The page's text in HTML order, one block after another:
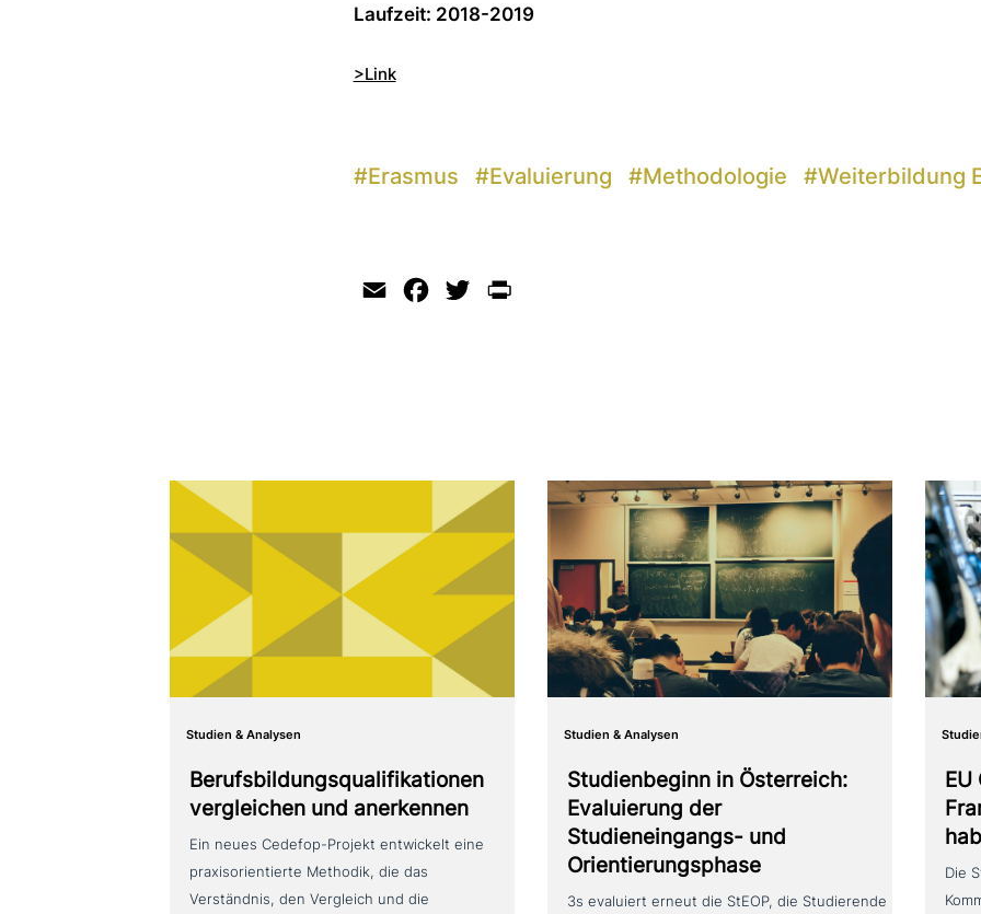
Laufzeit: 2018-2019
>Link
#Erasmus #Evaluierung #Methodologie #Weiterbildung
Email Facebook
Twitter
Studien & Analysen
Berufsbildungsqualifikationen
ver­glei­chen und anerkennen
Ein neues Cedefop-Projekt ent­wickelt eine
pra­xis­ori­en­tier­te Methodik, die das
Verständnis, den Vergleich und die
Studien & Analysen
Studienbeginn in Österreich:
Evaluierung der
Studieneingangs- und
Orientierungsphase
3s evaluiert erneut die StEOP, die Studierende
EU
Die